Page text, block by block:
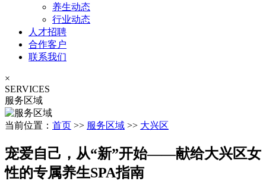
养生动态
行业动态
人才招聘
合作客户
联系我们
×
SERVICES
服务区域
当前位置： 首页 >> 服务区域 >> 大兴区
宠爱自己，从“新”开始——献给大兴区女
性的专属养生SPA指南